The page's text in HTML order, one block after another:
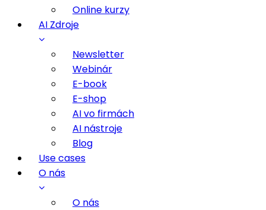
Online kurzy
AI Zdroje
Newsletter
Webinár
E-book
E-shop
AI vo firmách
AI nástroje
Blog
Use cases
O nás
O nás